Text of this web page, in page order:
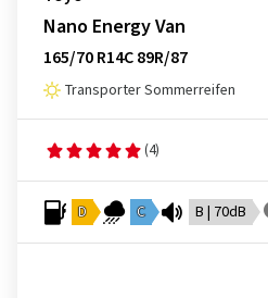
Nano Energy Van
165/70 R14C 89R/87
Transporter Sommerreifen
(4)
D C B | 70dB